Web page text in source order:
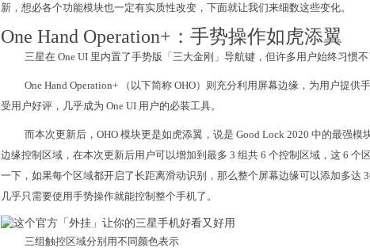
新，想必各个功能模块也一定有实质性改变，下面就让我们来细数这些变化。
One Hand Operation+：手势操作如虎添翼
三星在 One UI 里内置了手势版「三大金刚」导航键，但许多用户始终习惯不
One Hand Operation+ （以下简称 OHO）则充分利用屏幕边缘，为用户提供
受用户好评，几乎成为 One UI 用户的必装工具。
而本次更新后，OHO 模块更是如虎添翼，说是 Good Lock 2020 中的最强模
边缘控制区域，在本次更新后用户可以增加到最多 3 组共 6 个控制区域，这 6 个
一下，如果每个区域都开启了长距离滑动识别，那么整个屏幕边缘可以添加多
几乎只需要使用手势操作就能控制整个手机了。
三组触控区域分别用不同颜色表示